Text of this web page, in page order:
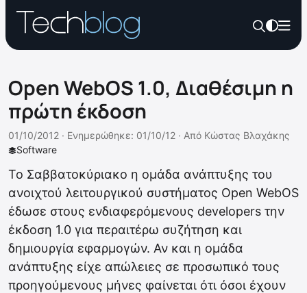
Open WebOS 1.0, Διαθέσιμη η
πρώτη έκδοση
Software
01/10/2012 · Ενημερώθηκε: 01/10/12 · Από Κώστας Βλαχάκης
To Σαββατοκύριακο η ομάδα ανάπτυξης του
ανοιχτού λειτουργικού συστήματος Open WebOS
έδωσε στους ενδιαφερόμενους developers την
έκδοση 1.0 για περαιτέρω συζήτηση και
δημιουργία εφαρμογών. Αν και η ομάδα
ανάπτυξης είχε απώλειες σε προσωπικό τους
προηγούμενους μήνες φαίνεται ότι όσοι έχουν